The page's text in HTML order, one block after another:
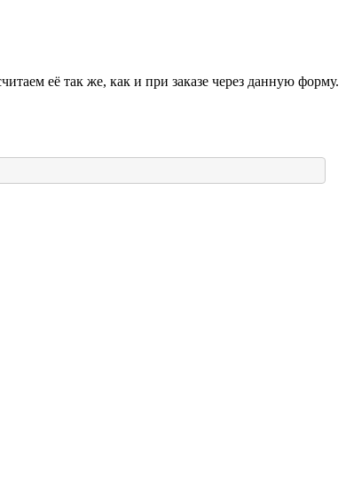
её так же, как и при заказе через данную форму.